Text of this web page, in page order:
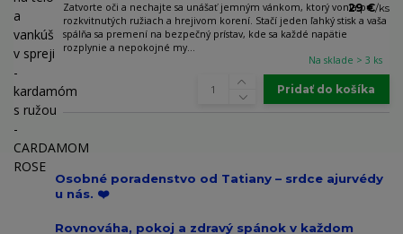
Zatvorte oči a nechajte sa unášať jemným vánkom, ktorý vonia po
rozkvitnutých ružiach a hrejivom korení. Stačí jeden ľahký stisk a vaša
spálňa sa premení na bezpečný prístav, kde sa každé napätie
rozplynie a nepokojné my...
29 €/ks
Na sklade > 3 ks
Pridať do košíka
Osobné poradenstvo od Tatiany – srdce ajurvédy
u nás. ❤️
Rovnováha, pokoj a zdravý spánok v každom